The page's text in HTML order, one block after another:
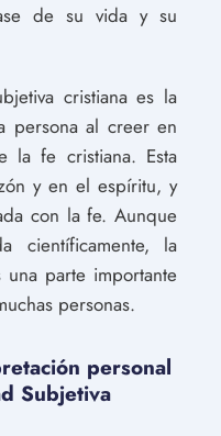
de su vida y su
cristiana es la
persona al creer en
la fe cristiana. Esta
y en el espíritu, y
con la fe. Aunque
científicamente, la
parte importante
personas.
personal
Subjetiva